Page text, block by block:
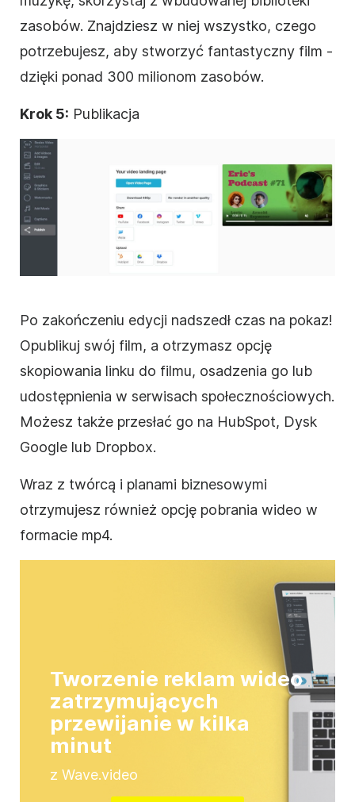
zasobów. Znajdziesz w niej wszystko, czego
potrzebujesz, aby stworzyć fantastyczny film -
dzięki ponad 300 milionom zasobów.
Krok 5: Publikacja
Po zakończeniu edycji nadszedł czas na pokaz!
Opublikuj swój film, a otrzymasz opcję
skopiowania linku do filmu, osadzenia go lub
udostępnienia w serwisach społecznościowych.
Możesz także przesłać go na HubSpot, Dysk
Google lub Dropbox.
Wraz z twórcą i planami biznesowymi
otrzymujesz również opcję pobrania wideo w
formacie mp4.
Tworzenie reklam wideo
zatrzymujących
przewijanie w kilka
minut
z Wave.video